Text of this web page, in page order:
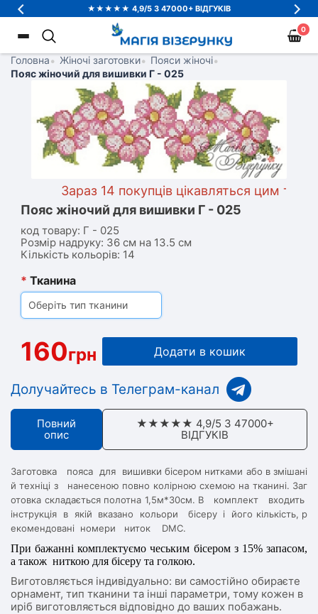
★★★★★ 4,9/5 З 47000+ ВІДГУКІВ
0
Головна• Жіночі заготовки• Пояси жіночі•
Пояс жіночий для вишивки Г - 025
Зараз 14 покупців цікавляться цим
Пояс жіночий для вишивки Г - 025
код товару: Г - 025
Розмір надруку: 36 см на 13.5 см
Кількість кольорів: 14
* Тканина
Оберіть тип тканини
160грн Додати в кошик
Долучайтесь в Телеграм-канал
Повний
опис
★★★★★ 4,9/5 З 47000+
ВІДГУКІВ
Заготовка пояса для вишивки бісером нитками або в змішані
й техніці з нанесеною повно колірною схемою на тканині. Заг
отовка складається полотна 1,5м*30см. В комплект входить
інструкція в якій
вказано кольори бісеру і його кількість, р
екомендовані номери ниток DMC.
При бажанні комплектуємо чеським бісером з 15% запасом,
а також ниткою для бісеру та голкою.
Виготовляється індивідуально: ви самостійно обираєте
орнамент, тип тканини та інші параметри, тому кожен в
иріб виготовляється відповідно до ваших побажань.